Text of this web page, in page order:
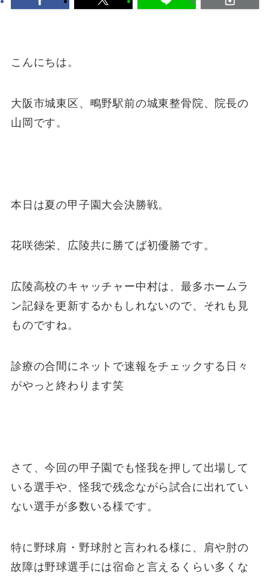
こんにちは。
大阪市城東区、鴫野駅前の城東整骨院、院長の
山岡です。
本日は夏の甲子園大会決勝戦。
花咲徳栄、広陵共に勝てば初優勝です。
広陵高校のキャッチャー中村は、最多ホームラ
ン記録を更新するかもしれないので、それも見
ものですね。
診療の合間にネットで速報をチェックする日々
がやっと終わります笑
さて、今回の甲子園でも怪我を押して出場して
いる選手や、怪我で残念ながら試合に出れてい
ない選手が多数いる様です。
特に野球肩・野球肘と言われる様に、肩や肘の
故障は野球選手には宿命と言えるくらい多くな